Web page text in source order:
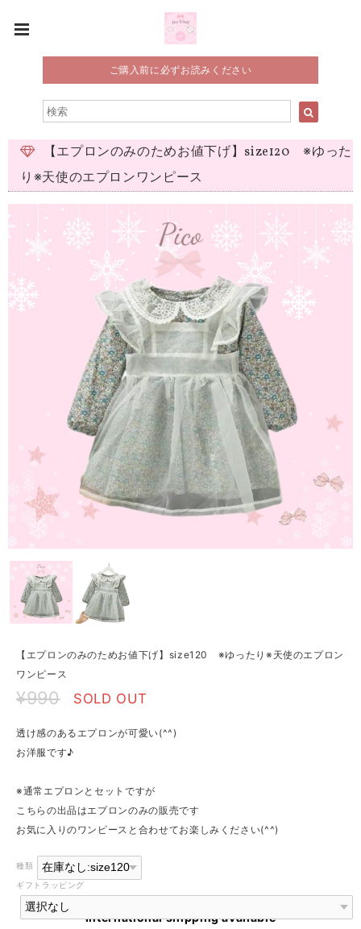
ご購入前に必ずお読みください
【エプロンのみのためお値下げ】size120 ※ゆった
り※天使のエプロンワンピース
【エプロンのみのためお値下げ】size120 ※ゆったり※天使のエプロン
ワンピース
¥990 SOLD OUT
透け感のあるエプロンが可愛い(^^)
お洋服です♪
※通常エプロンとセットですが
こちらの出品はエプロンのみの販売です
お気に入りのワンピースと合わせてお楽しみください(^^)
種類
ギフトラッピング
International shipping available